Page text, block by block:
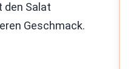
den Salat
Geschmack.